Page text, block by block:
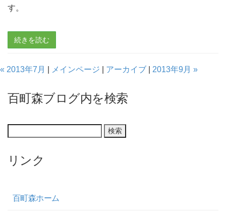
す。
続きを読む
« 2013年7月 メインページ アーカイブ 2013年9月 »
百町森ブログ内を検索
リンク
百町森ホーム